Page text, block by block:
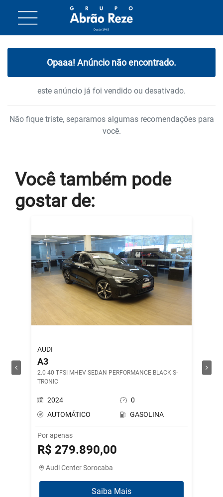
Opaaa! Anúncio não encontrado.
este anúncio já foi vendido ou desativado.
Não fique triste, separamos algumas recomendações para
você.
Você também pode
gostarde:
AUDI
A3
2.0 40 TFSI MHEV SEDAN PERFORMANCE BLACK S-
TRONIC
2024
0
AUTOMÁTICO
GASOLINA
Por apenas
R$ 279.890,00
Audi Center Sorocaba
Saiba Mais
DRILL